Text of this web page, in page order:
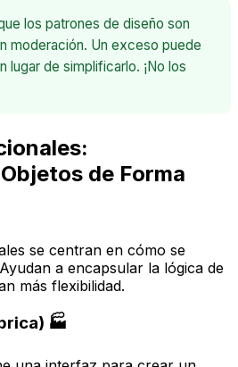
los patrones de diseño son
moderación. Un exceso puede
lugar de simplificarlo. ¡No los
de Forma
se centran en cómo se
a encapsular la lógica de
más flexibilidad.
🏭